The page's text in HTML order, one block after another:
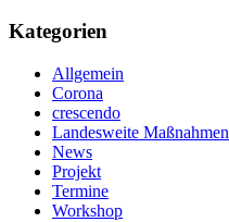
Kategorien
Allgemein
Corona
crescendo
Landesweite Maßnahmen
News
Projekt
Termine
Workshop